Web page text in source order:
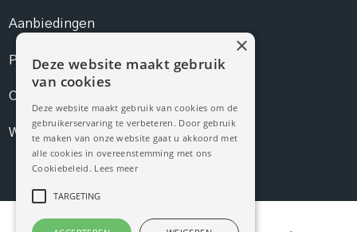
Aanbiedingen
Prijslijst
Contact
Webshop
Deze website maakt gebruik
van cookies
Deze website maakt gebruik van cookies om de
gebruikerservaring te verbeteren. Door gebruik
te maken van onze website gaat u akkoord met
alle cookies in overeenstemming met ons
Cookiebeleid. Lees meer
TARGETING
×